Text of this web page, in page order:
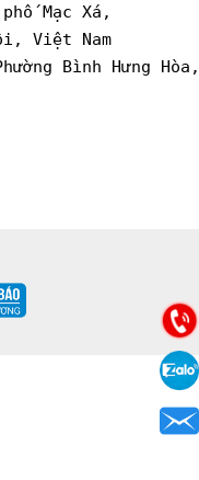
Mạc Xá,
Việt Nam
Bình Hưng